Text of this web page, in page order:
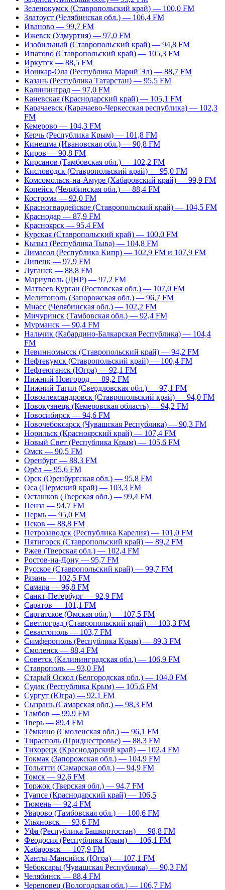
Зеленокумск (Ставропольский край) — 100,0 FM
Златоуст (Челябинская обл.) — 106,4 FM
Иваново — 99,7 FM
Ижевск (Удмуртия) — 97,0 FM
Изобильный (Ставропольский край) — 94,8 FM
Ипатово (Ставропольский край) — 105,3 FM
Иркутск — 88,5 FM
Йошкар-Ола (Республика Марий Эл) — 88,7 FM
Казань (Республика Татарстан) — 95,5 FM
Калининград — 97,0 FM
Каневская (Краснодарский край) — 105,1 FM
Карачаевск (Карачаево-Черкесская республика) — 102,3
FM
Кемерово — 104,3 FM
Керчь (Республика Крым) — 101,8 FM
Кинешма (Ивановская обл.) — 90,8 FM
Киров — 90,8 FM
Кирсанов (Тамбовская обл.) — 102,2 FM
Кисловодск (Ставропольский край) — 95,0 FM
Комсомольск-на-Амуре (Хабаровский край) — 99,9 FM
Копейск (Челябинская обл.) — 88,4 FM
Кострома — 92,0 FM
Красногвардейское (Ставропольский край) — 104,5 FM
Краснодар — 87,9 FM
Красноярск — 95,4 FM
Курская (Ставропольский край) — 100,0 FM
Кызыл (Республика Тыва) — 104,8 FM
Лимасол (Республика Кипр) — 102,9 FM и 107,9 FM
Липецк — 97,9 FM
Луганск — 88,8 FM
Мариуполь (ДНР) — 97,2 FM
Матвеев Курган (Ростовская обл.) — 107,0 FM
Мелитополь (Запорожская обл.) — 96,7 FM
Миасс (Челябинская обл.) — 102,2 FM
Мичуринск (Тамбовская обл.) — 92,4 FM
Мурманск — 90,4 FM
Нальчик (Кабардино-Балкарская Республика) — 104,4
FM
Невинномысск (Ставропольский край) — 94,2 FM
Нефтекумск (Ставропольский край) — 100,4 FM
Нефтеюганск (Югра) — 92,1 FM
Нижний Новгород — 89,2 FM
Нижний Тагил (Свердловская обл.) — 97,1 FM
Новоалександровск (Ставропольский край) — 94,0 FM
Новокузнецк (Кемеровская область) — 94,2 FM
Новосибирск — 94,6 FM
Новочебоксарск (Чувашская Республика) — 90,3 FM
Норильск (Красноярский край) — 107,4 FM
Новый Свет (Республика Крым) — 105,6 FM
Омск — 90,5 FM
Оренбург — 88,3 FM
Орёл — 95,6 FM
Орск (Оренбургская обл.) — 95,8 FM
Оса (Пермский край) — 103,3 FM
Осташков (Тверская обл.) — 99,4 FM
Пенза — 94,7 FM
Пермь — 95,0 FM
Псков — 88,8 FM
Петрозаводск (Республика Карелия) — 101,0 FM
Пятигорск (Ставропольский край) — 89,2 FM
Ржев (Тверская обл.) — 102,4 FM
Ростов-на-Дону — 95,7 FM
Русское (Ставропольский край) — 99,7 FM
Рязань — 102,5 FM
Самара — 96,8 FM
Санкт-Петербург — 92,9 FM
Саратов — 101,1 FM
Саргатское (Омская обл.) — 107,5 FM
Светлоград (Ставропольский край) — 103,3 FM
Севастополь — 103,7 FM
Симферополь (Республика Крым) — 89,3 FM
Смоленск — 88,4 FM
Советск (Калининградская обл.) — 106,9 FM
Ставрополь — 93,0 FM
Старый Оскол (Белгородская обл.) — 104,0 FM
Судак (Республика Крым) — 105,6 FM
Сургут (Югра) — 92,1 FM
Сызрань (Самарская обл.) — 98,3 FM
Тамбов — 99,9 FM
Тверь — 89,4 FM
Тёмкино (Смоленская обл.) — 96,1 FM
Тирасполь (Приднестровье) — 88,3 FM
Тихорецк (Краснодарский край) — 102,4 FM
Токмак (Запорожская обл.) — 104,9 FM
Тольятти (Самарская обл.) — 94,9 FM
Томск — 92,6 FM
Торжок (Тверская обл.) — 94,7 FM
Туапсе (Краснодарский край) — 106,5
Тюмень — 92,4 FM
Уварово (Тамбовская обл.) — 100,6 FM
Ульяновск — 93,6 FM
Уфа (Республика Башкортостан) — 98,8 FM
Феодосия (Республика Крым) — 106,1 FM
Хабаровск — 107,9 FM
Ханты-Мансийск (Югра) — 107,1 FM
Чебоксары (Чувашская Республика) — 90,3 FM
Челябинск — 88,4 FM
Череповец (Вологодская обл.) — 106,7 FM